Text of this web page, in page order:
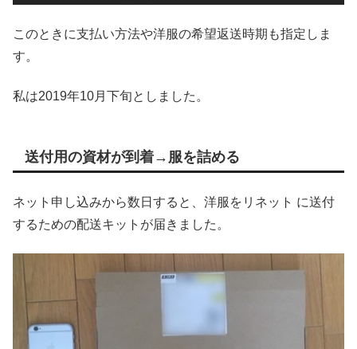
このときに支払い方法や洋服の希望返送時期も指定しま
す。
私は2019年10月下旬としました。
送付用の資材が到着→服を詰める
ネット申し込みから数日すると、洋服をリネット に送付
するための配送キットが届きました。